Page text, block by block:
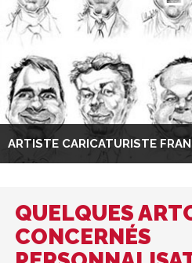
ARTISTE CARICATURISTE
QUELQUES
CONCERNÉS